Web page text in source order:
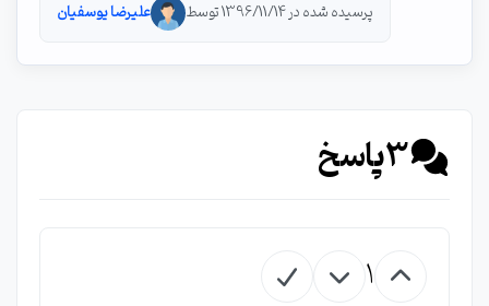
پرسیده شده در 1396/11/14 توسط علیرضا یوسفیان
3پاسخ
1